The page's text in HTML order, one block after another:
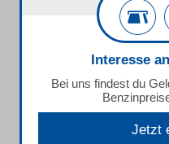
Interesse
Bei uns findest du
Jetzt